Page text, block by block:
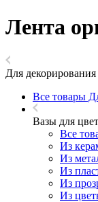
Лента
Для декорирования
Все товары
Вазы для
Все
Из
Из
Из
Из
Из